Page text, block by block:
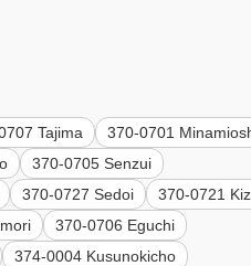
Tajima
370-0701
370-0705 Senzui
370-0727 Sedoi
370-0721
370-0706 Eguchi
374-0004 Kusunokicho